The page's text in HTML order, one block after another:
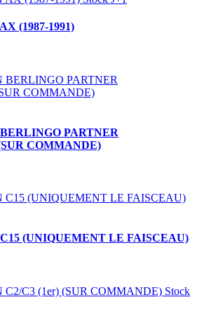
(1987-1991)
PARTNER
COMMANDE)
(UNIQUEMENT LE FAISCEAU)
Stock